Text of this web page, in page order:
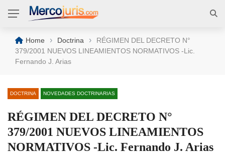
Home › Doctrina ›
RÉGIMEN DEL DECRETO N°
379/2001 NUEVOS LINEAMIENTOS NORMATIVOS -Lic.
Fernando J. Arias
DOCTRINA NOVEDADES DOCTRINARIAS
RÉGIMEN DEL DECRETO N°
379/2001 NUEVOS LINEAMIENTOS
NORMATIVOS -Lic. Fernando J. Arias